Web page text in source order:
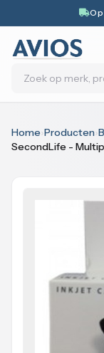
Zoeken
Home›Producten›
SecondLife -